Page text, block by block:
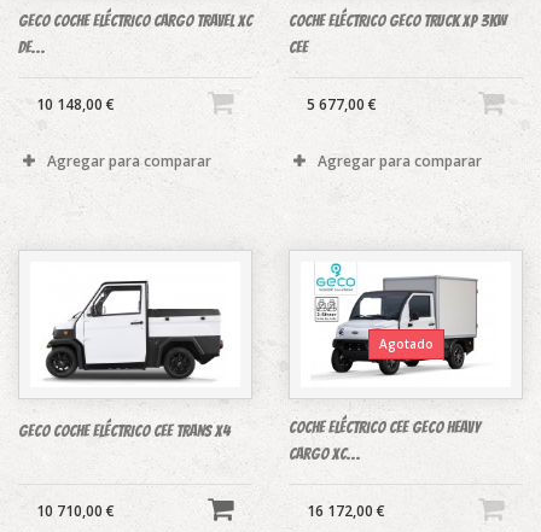
GECO COCHE ELÉCTRICO CARGO TRAVEL XC
DE...
10 148,00 €
Agregar para comparar
COCHE ELÉCTRICO GECO TRUCK XP 3Kw
CEE
5 677,00 €
Agregar para comparar
GECO COCHE ELÉCTRICO CEE TRANS X4
10 710,00 €
Agotado
Coche eléctrico CEE Geco Heavy
Cargo XC...
16 172,00 €